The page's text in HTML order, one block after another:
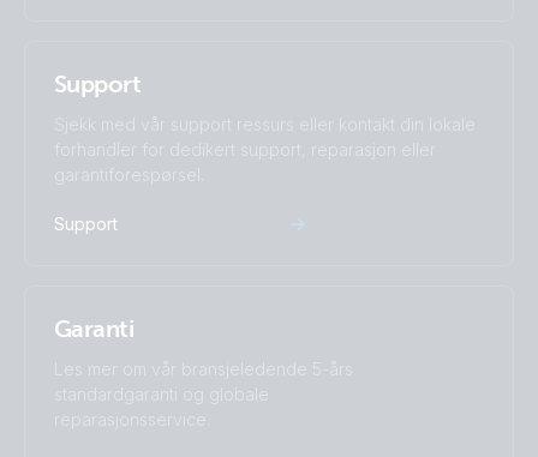
Support
Sjekk med vår support ressurs eller kontakt din lokale
forhandler for dedikert support, reparasjon eller
garantiforespørsel.
Support
Garanti
Les mer om vår bransjeledende 5-års
standardgaranti og globale
reparasjonsservice.